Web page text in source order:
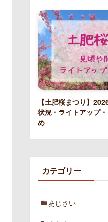
【土肥桜まつり】
状況・ライトアップ
め
カテゴリー
あじさい